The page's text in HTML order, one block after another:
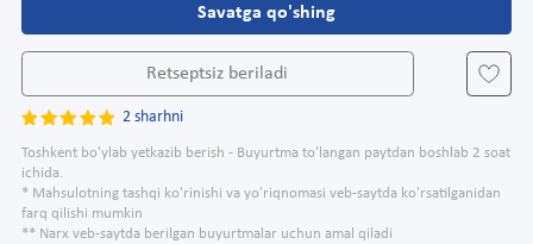
Savatga qo'shing
Retseptsiz beriladi
2 sharhni
Toshkent bo'ylab yetkazib berish - Buyurtma to'langan paytdan boshlab 2 soat
ichida.
* Mahsulotning tashqi ko'rinishi va yo'riqnomasi veb-saytda ko'rsatilganidan
farq qilishi mumkin
** Narx veb-saytda berilgan buyurtmalar uchun amal qiladi